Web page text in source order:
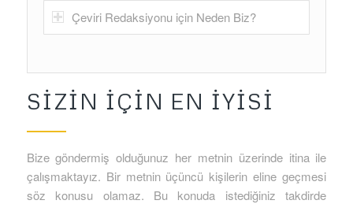
Çeviri Redaksiyonu için Neden Biz?
SIZIN IÇIN EN IYISI
Bize göndermiş olduğunuz her metnin üzerinde itina ile
çalışmaktayız. Bir metnin üçüncü kişilerin eline geçmesi
söz konusu olamaz. Bu konuda istediğiniz takdirde